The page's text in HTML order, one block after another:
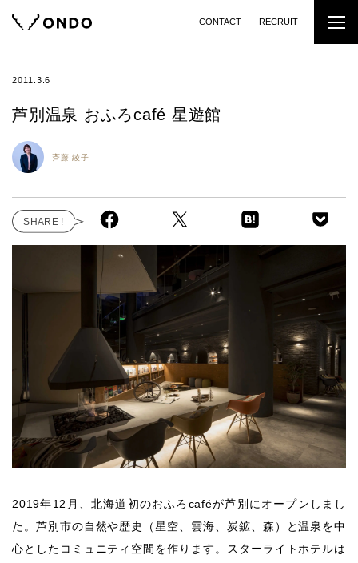
CONTACT RECRUIT
2011.3.6
芦別温泉 おふろcafé 星遊館
斉藤 綾子
2019年12月、北海道初のおふろcaféが芦別にオープンしまし
た。芦別市の自然や歴史（星空、雲海、炭鉱、森）と温泉を中
心としたコミュニティ空間を作ります。スターライトホテルは